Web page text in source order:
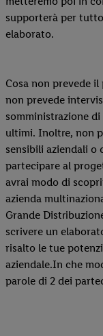
supporterà per
elaborato.
Cosa non prevede
non prevede
somministrazione
ultimi. Inoltre, non
sensibili aziendali o
partecipare al
avrai modo di
azienda
Grande
scrivere un
risalto le tue
aziendale.In che
parole di 2 dei